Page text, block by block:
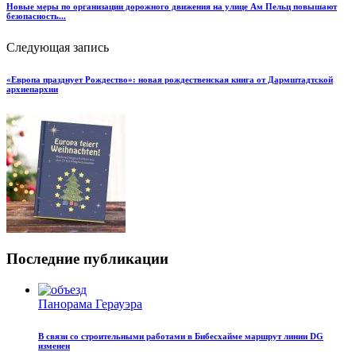
Новые меры по организации дорожного движения на улице Ам Пельц повышают
безопасность...
Следующая запись
«Европа празднует Рождество»: новая рождественская книга от Дармштадтской
архиепархии
Последние публикации
Панорама Герауэра
В связи со строительными работами в Бибесхайме маршрут линии DG
изменен